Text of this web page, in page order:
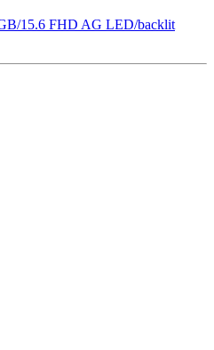
15.6 FHD AG LED/backlit